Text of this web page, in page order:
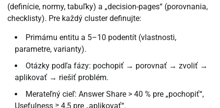
(definície, normy, tabuľky) a „decision-pages“ (porovnania,
checklisty). Pre každý cluster definujte:
Primárnu entitu a 5–10 podentít (vlastnosti,
parametre, varianty).
Otázky podľa fázy: pochopiť → porovnať → zvoliť →
aplikovať → riešiť problém.
Merateľný cieľ: Answer Share > 40 % pre „pochopiť“,
Usefulness ≥ 4,5 pre „aplikovať“.